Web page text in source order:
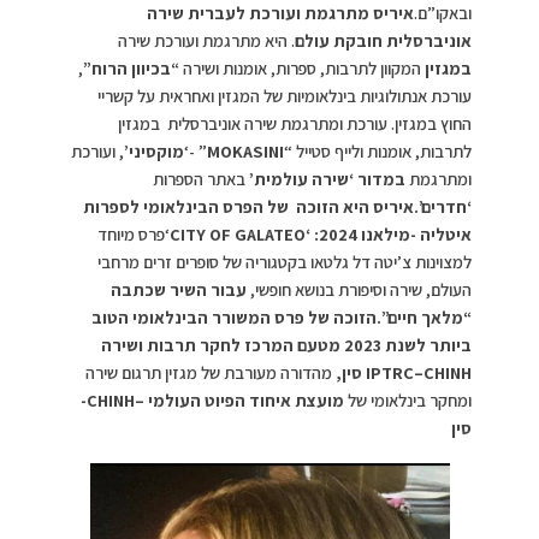
ובאקו”ם.איריס מתרגמת ועורכת לעברית שירה
אוניברסלית חובקת עולם. היא מתרגמת ועורכת שירה
במגזין המקוון לתרבות, ספרות, אומנות ושירה“בכיוון הרוח”,
עורכת אנתולוגיות בינלאומיות של המגזין ואחראית על קשריי
החוץ במגזין. עורכת ומתרגמת שירה אוניברסלית במגזין
לתרבות, אומנות ולייף סטייל “MOKASINI
” -‘מוקסיני’, ועורכת
ומתרגמת במדור ‘שירה עולמית’באתר הספרות
‘חדרים’.איריס היא הזוכה של הפרס הבינלאומי לספרות
איטליה -מילאנו 2024:
‘
CITY OF GALATEO‘פרס מיוחד
למצוינות צ’יטה דל גלטאו בקטגוריה של סופרים זרים מרחבי
העולם, שירה וסיפורת בנושא חופשי, עבור השיר שכתבה
“מלאך חיים”.הזוכה של פרס המשורר הבינלאומי הטוב
ביותר לשנת 2023 מטעם המרכז לחקר תרבות ושירה
IPTRC–CHINH סין, מהדורה מעורבת של מגזין תרגום שירה
ומחקר בינלאומי של מועצת איחוד הפיוט העולמי –CHINH
-
סין